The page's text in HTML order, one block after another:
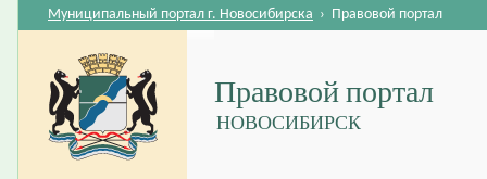
Правовой портал
НОВОСИБИРСК
Муниципальный портал г. Новосибирска › Правовой портал